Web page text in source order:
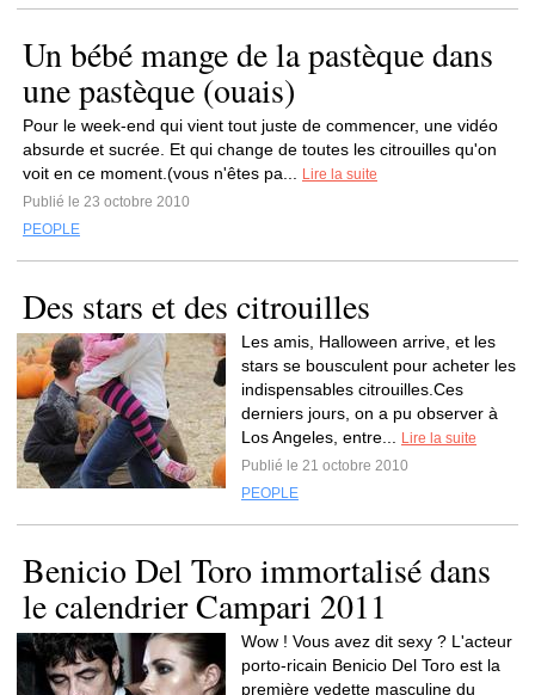
Un bébé mange de la pastèque dans
une pastèque (ouais)
Pour le week-end qui vient tout juste de commencer, une vidéo
absurde et sucrée. Et qui change de toutes les citrouilles qu'on
voit en ce moment.(vous n'êtes pa...
Lire la suite
Publié le 23 octobre 2010
PEOPLE
Des stars et des citrouilles
Les amis, Halloween arrive, et les
stars se bousculent pour acheter les
indispensables citrouilles.Ces
derniers jours, on a pu observer à
Los Angeles, entre...
Lire la suite
Publié le 21 octobre 2010
PEOPLE
Benicio Del Toro immortalisé dans
le calendrier Campari 2011
Wow ! Vous avez dit sexy ? L'acteur
porto-ricain Benicio Del Toro est la
première vedette masculine du